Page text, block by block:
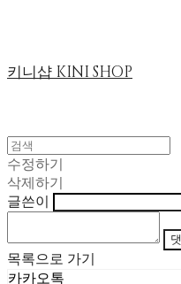
키니샵 KINI SHOP
수정하기
삭제하기
글쓴이
목록으로 가기
카카오톡